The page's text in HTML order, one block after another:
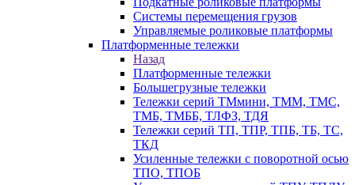
Системы перемещения грузов
Управляемые роликовые платформы
Платформенные тележки
Назад
Платформенные тележки
Большегрузные тележки
Тележки серий ТМмини, ТММ, ТМС,
ТМБ, ТМББ, ТЛФЗ, ТДЯ
Тележки серий ТП, ТПР, ТПБ, ТБ, ТС,
ТКД
Усиленные тележки с поворотной осью
ТПО, ТПОБ